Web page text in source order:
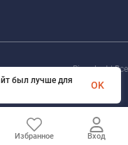
и электрики Rigaplast | Все
Избранное Вход
был лучше для
OK